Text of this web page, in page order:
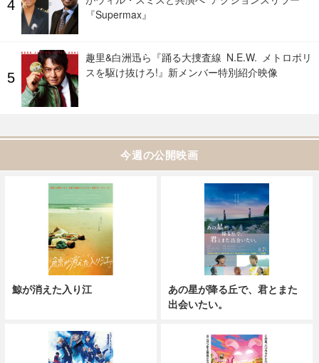
『Supermax』
趣里&白洲迅ら『踊る大捜査線 N.E.W. メトロポリ
スを駆け抜けろ!』新メンバー特別紹介映像
今週の公開映画
鯨が消えた入り江
あの星が降る丘で、君とまた
出会いたい。